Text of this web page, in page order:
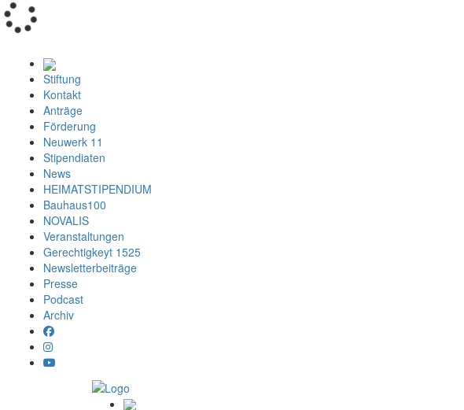
Stiftung
Kontakt
Anträge
Förderung
Neuwerk 11
Stipendiaten
News
HEIMATSTIPENDIUM
Bauhaus100
NOVALIS
Veranstaltungen
Gerechtigkeyt 1525
Newsletterbeiträge
Presse
Podcast
Archiv